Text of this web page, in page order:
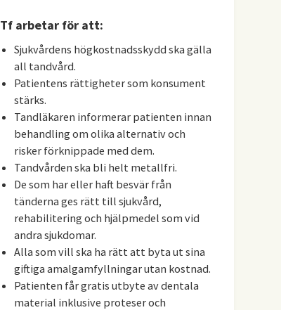
Tf arbetar för att:
Sjukvårdens högkostnadsskydd ska gälla
all tandvård.
Patientens rättigheter som konsument
stärks.
Tandläkaren informerar patienten innan
behandling om olika alternativ och
risker förknippade med dem.
Tandvården ska bli helt metallfri.
De som har eller haft besvär från
tänderna ges rätt till sjukvård,
rehabilitering och hjälpmedel som vid
andra sjukdomar.
Alla som vill ska ha rätt att byta ut sina
giftiga amalgamfyllningar utan kostnad.
Patienten får gratis utbyte av dentala
material inklusive proteser och